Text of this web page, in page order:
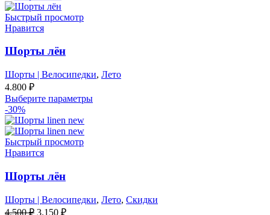
Быстрый просмотр
Нравится
Шорты лён
Шорты | Велосипедки, Лето
4.800 ₽
Выберите параметры
-30%
Быстрый просмотр
Нравится
Шорты лён
Шорты | Велосипедки, Лето, Скидки
4.500₽ Первоначальная
3.150 ₽Текущая